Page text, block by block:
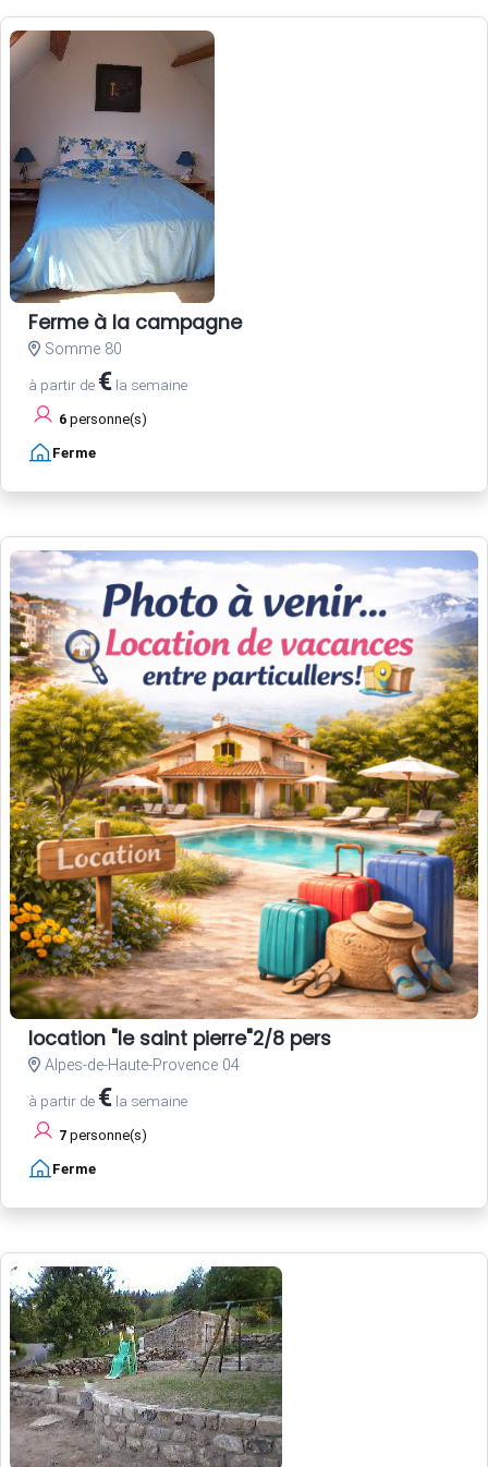
Ferme à la campagne
Somme 80
à partir de € la semaine
6 personne(s)
Ferme
location "le saint pierre"2/8 pers
Alpes-de-Haute-Provence 04
à partir de € la semaine
7 personne(s)
Ferme